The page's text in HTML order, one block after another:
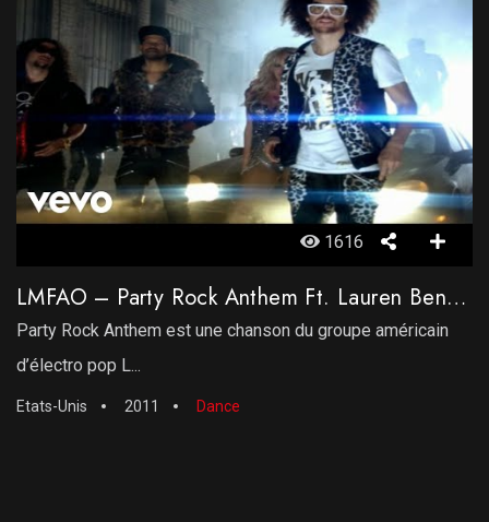
1616
LMFAO – Party Rock Anthem Ft. Lauren Bennett, GoonRock
Party Rock Anthem est une chanson du groupe américain
d’électro pop L...
Etats-Unis 2011 Dance